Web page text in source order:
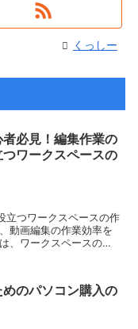
くっしー
必見！編集作業の
ワークスペースの
立つワークスペースの作
動画編集の作業効率を
、ワークスペースの基
のパソコン購入の